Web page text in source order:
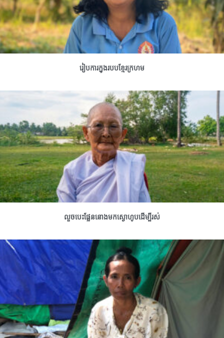
រៀបការក្នុងរបបខ្មែរក្រហម
លួចបេះផ្លែននោងមកស្ងោហូបដើម្បីរស់